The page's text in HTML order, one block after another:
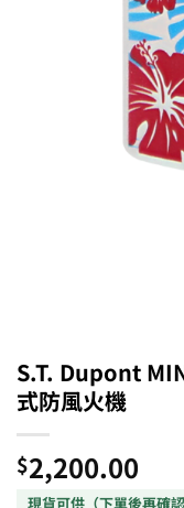
S.T. Dupont
式防風火機
$2,200.00